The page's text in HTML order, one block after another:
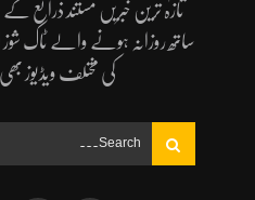
تازہ ترین خبریں مستند ذرائع
ساتھ روزانہ ہونے والے ٹاک
کی مختلف ویڈیوز